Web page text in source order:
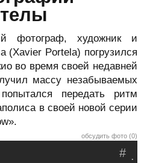
фотограф, художник и
(Xavier Portela) погрузился
во время своей недавней
массу незабываемых
передать ритм
в своей новой серии
обсудить фото (0)
.
#